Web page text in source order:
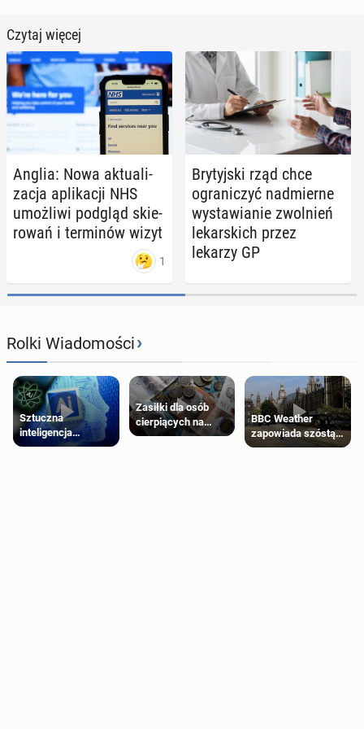
Czytaj więcej
Anglia: Nowa ak­tu­ali­
za­cja apli­ka­cji NHS
umoż­li­wi podgląd skie­
ro­wań i ter­mi­nów wizyt
1
Bry­tyj­ski rząd chce
ogra­ni­czyć nad­mier­ne
wy­sta­wia­nie zwol­nień
le­kar­skich przez
lekarzy GP
Rolki Wiadomości›
Sztuczna
inteligencja
próbowała oszukać
Zasiłki dla osób
cierpiących na
schorzenia
BBC Weather
zapowiada szóstą
falę upałów w